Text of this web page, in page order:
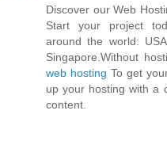
Discover our Web
Start your project
around the world:
Singapore.Without
web hosting To get
up your hosting with a
content.